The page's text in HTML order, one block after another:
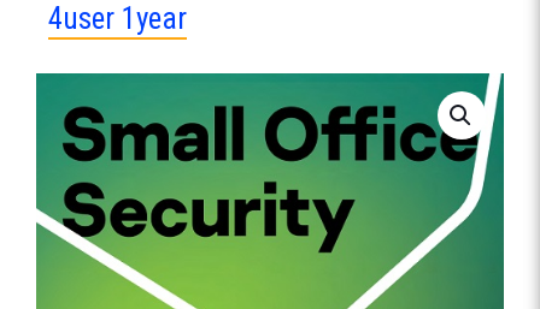
4user 1year